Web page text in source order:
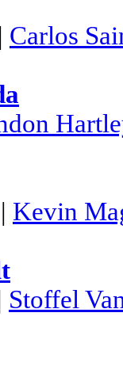
| Carlos
| Kevin
Stoffel